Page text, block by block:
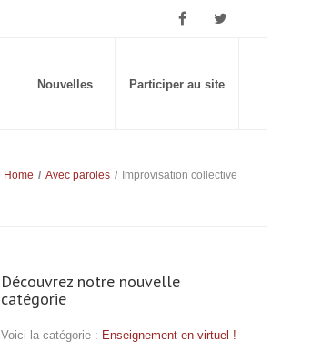
Nouvelles Participer au site
Home / Avec paroles / Improvisation collective
Découvrez notre nouvelle
catégorie
Voici la catégorie : Enseignement en virtuel !